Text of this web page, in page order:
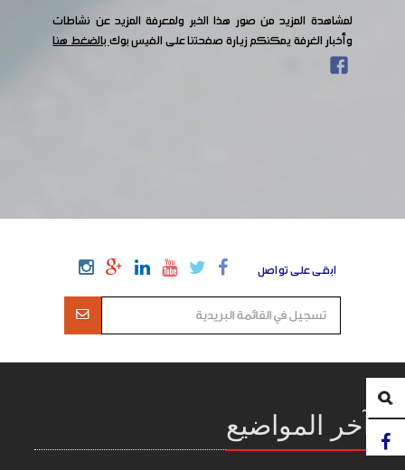
لمشاهدة المزيد من صور هذا الخبر ولمعرفة المزيد عن نشاطات
وأخبار الغرفة يمكنكم زيارة صفحتنا على الفيس بوكبالضغط هنا
ابقى على تواصل
آخر المواضيع